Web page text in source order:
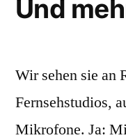
Und
Wir sehen sie an
Fernsehstudios,
Mikrofone. Ja: